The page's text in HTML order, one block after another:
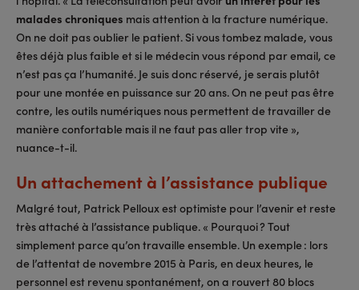
malades chroniques mais attention à la fracture numérique.
On ne doit pas oublier le patient. Si vous tombez malade, vous
êtes déjà plus faible et si le médecin vous répond par email, ce
n’est pas ça l’humanité. Je suis donc réservé, je serais plutôt
pour une montée en puissance sur 20 ans. On ne peut pas être
contre, les outils numériques nous permettent de travailler de
manière confortable mais il ne faut pas aller trop vite »,
nuance-t-il.
Un attachement à l’assistance publique
Malgré tout, Patrick Pelloux est optimiste pour l’avenir et reste
très attaché à l’assistance publique. « Pourquoi ? Tout
simplement parce qu’on travaille ensemble. Un exemple : lors
de l’attentat de novembre 2015 à Paris, en deux heures, le
personnel est revenu spontanément, on a rouvert 80 blocs